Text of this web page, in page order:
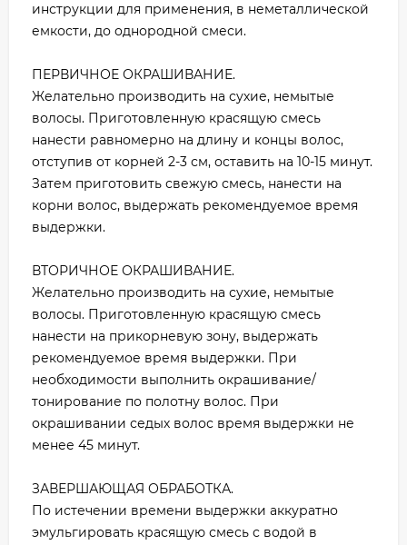
инструкции для применения, в неметаллической
емкости, до однородной смеси.
ПЕРВИЧНОЕ ОКРАШИВАНИЕ.
Желательно производить на сухие, немытые
волосы. Приготовленную красящую смесь
нанести равномерно на длину и концы волос,
отступив от корней 2-3 см, оставить на 10-15 минут.
Затем приготовить свежую смесь, нанести на
корни волос, выдержать рекомендуемое время
выдержки.
ВТОРИЧНОЕ ОКРАШИВАНИЕ.
Желательно производить на сухие, немытые
волосы. Приготовленную красящую смесь
нанести на прикорневую зону, выдержать
рекомендуемое время выдержки. При
необходимости выполнить окрашивание/
тонирование по полотну волос. При
окрашивании седых волос время выдержки не
менее 45 минут.
ЗАВЕРШАЮЩАЯ ОБРАБОТКА.
По истечении времени выдержки аккуратно
эмульгировать красящую смесь с водой в